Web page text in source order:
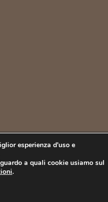
esperienza d'uso e
a quali cookie usiamo sul
.